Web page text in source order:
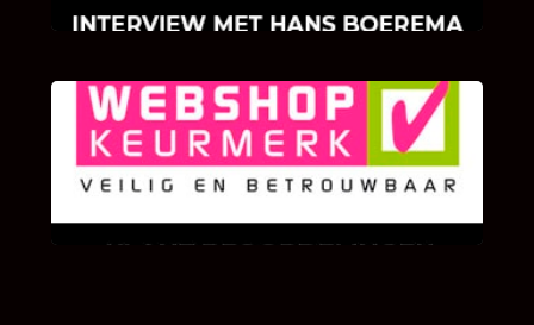
KLANT BEOORDELINGEN
We zijn er zeer op gesteld om te weten wat u
als klant van ons en onze diensten vindt.